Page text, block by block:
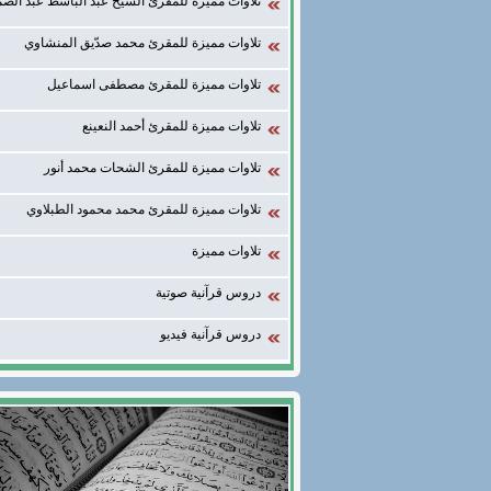
تلاوات مميزة للمقرئ محمد صدّيق المنشاوي
تلاوات مميزة للمقرئ مصطفى اسماعيل
تلاوات مميزة للمقرئ أحمد النعينع
تلاوات مميزة للمقرئ الشحات محمد أنور
تلاوات مميزة للمقرئ محمد محمود الطبلاوي
تلاوات مميزة
دروس قرآنية صوتية
دروس قرآنية فيديو